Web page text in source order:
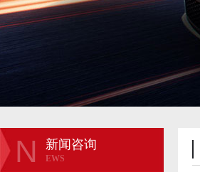
N 新闻咨询
EWS